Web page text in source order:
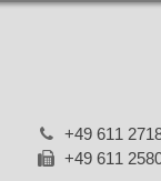
+49 611
+49 611